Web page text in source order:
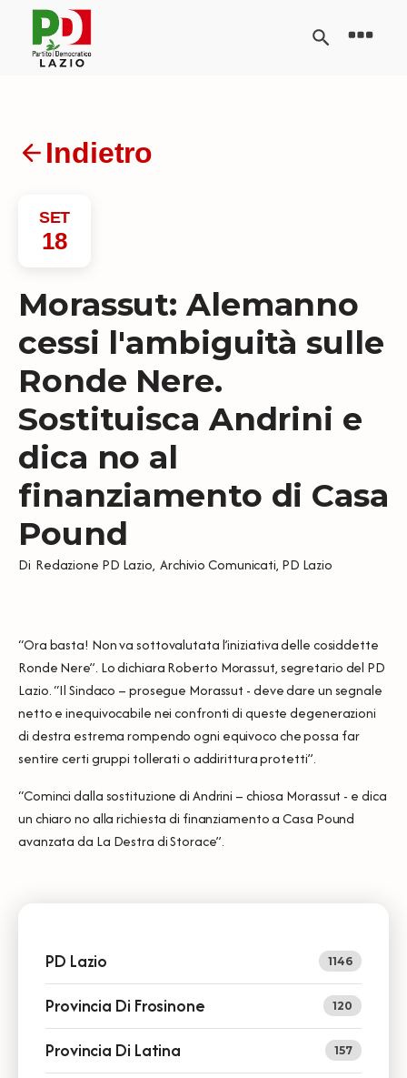
Indietro
SET
18
Morassut: Alemanno
cessi l'ambiguità sulle
Ronde Nere.
Sostituisca Andrini e
dica no al
finanziamento di Casa
Pound
Di Redazione PD Lazio, Archivio Comunicati, PD Lazio
“Ora basta! Non va sottovalutata l’iniziativa delle cosiddette
Ronde Nere”. Lo dichiara Roberto Morassut, segretario del PD
Lazio. “Il Sindaco – prosegue Morassut - deve dare un segnale
netto e inequivocabile nei confronti di queste degenerazioni
di destra estrema rompendo ogni equivoco che possa far
sentire certi gruppi tollerati o addirittura protetti”.
“Cominci dalla sostituzione di Andrini – chiosa Morassut - e dica
un chiaro no alla richiesta di finanziamento a Casa Pound
avanzata da La Destra di Storace”.
PD Lazio 1146
Provincia Di Frosinone 120
Provincia Di Latina 157